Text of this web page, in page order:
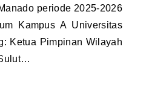
Kampus A Universitas
Ketua Pimpinan Wilayah